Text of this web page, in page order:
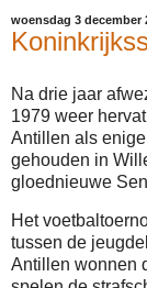
woensdag 3 december
Na drie jaar
1979 weer
Antillen als
gehouden in
gloednieuwe
Het
tussen de
Antillen wonnen